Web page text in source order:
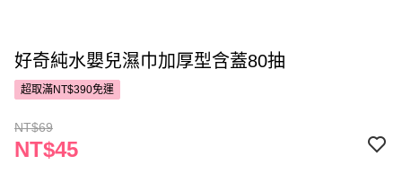
好奇純水嬰兒濕巾加厚型含蓋80抽
超取滿NT$390免運
NT$69
NT$45